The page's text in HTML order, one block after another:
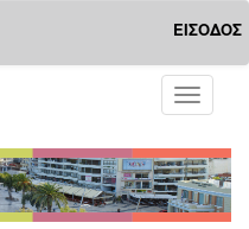
ΕΙΣΟΔΟΣ
Toggle